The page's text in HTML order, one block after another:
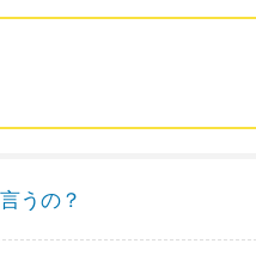
うの？